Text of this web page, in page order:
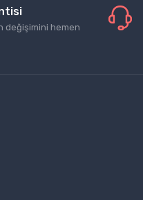
değişimini hemen